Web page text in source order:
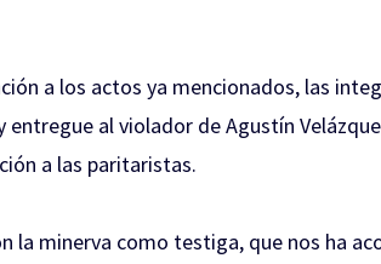
a los actos ya mencionados, las
entregue al violador de Agustín
a las paritaristas.
la minerva como testiga, que nos ha